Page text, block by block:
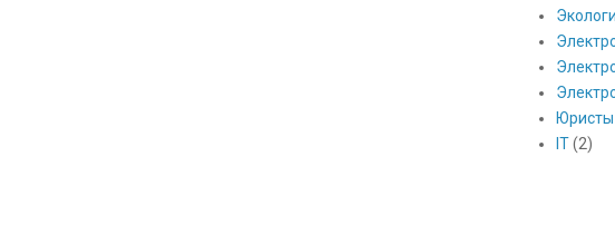
Юристы
IT (2)